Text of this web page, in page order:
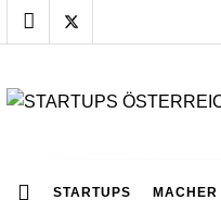
STARTUPS MACHER